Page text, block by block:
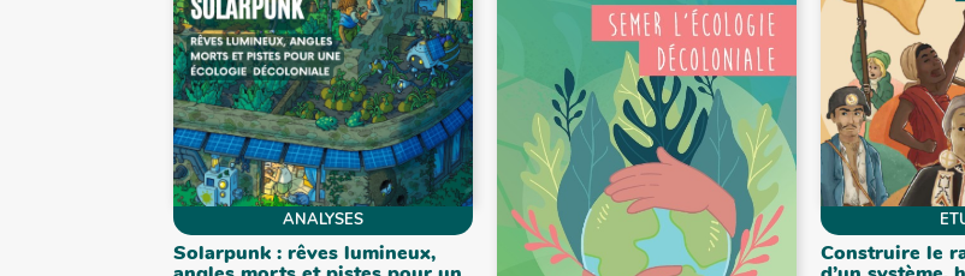
ANALYSES
Solarpunk : rêves lumineux,
Construire le